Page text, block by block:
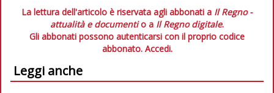
La lettura dell'articolo è riservata agli abbonati a Il Regno -
attualità e documentio a Il Regno digitale.
Gli abbonati possono autenticarsi con il proprio codice
abbonato. Accedi.
Leggi anche